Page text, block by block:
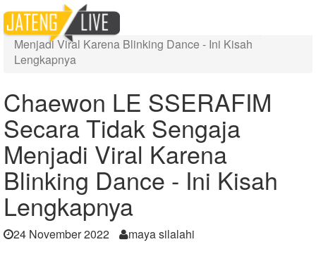
Home
Berita
Chaewon LE SSERAFIM Secara Tidak Sengaja
Menjadi Viral Karena Blinking Dance - Ini Kisah
Lengkapnya
Chaewon LE SSERAFIM
Secara Tidak Sengaja
Menjadi Viral Karena
Blinking Dance - Ini Kisah
Lengkapnya
24 November 2022 maya silalahi